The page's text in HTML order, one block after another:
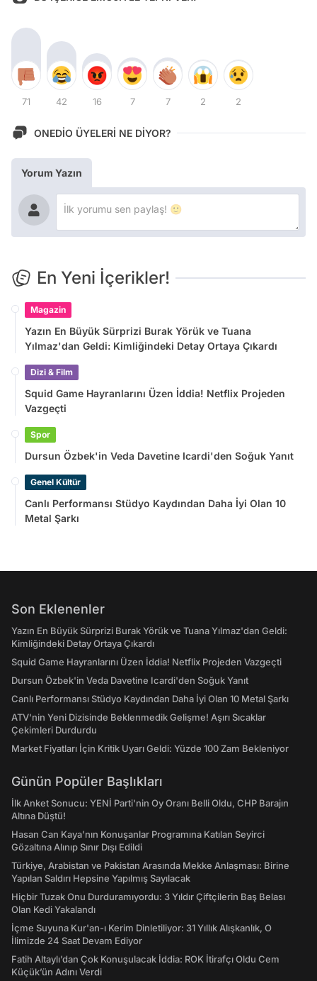
71 42 16 7 7 2 2
ONEDİO ÜYELERİ NE DİYOR?
Yorum Yazın
En Yeni İçerikler!
Magazin
Yazın En Büyük Sürprizi Burak Yörük ve Tuana
Yılmaz'dan Geldi: Kimliğindeki Detay Ortaya Çıkardı
Dizi & Film
Squid Game Hayranlarını Üzen İddia! Netflix Projeden
Vazgeçti
Spor
Dursun Özbek'in Veda Davetine Icardi'den Soğuk Yanıt
Genel Kültür
Canlı Performansı Stüdyo Kaydından Daha İyi Olan 10
Metal Şarkı
Son Eklenenler
Yazın En Büyük Sürprizi Burak Yörük ve Tuana Yılmaz'dan Geldi:
Kimliğindeki Detay Ortaya Çıkardı
Squid Game Hayranlarını Üzen İddia! Netflix Projeden Vazgeçti
Dursun Özbek'in Veda Davetine Icardi'den Soğuk Yanıt
Canlı Performansı Stüdyo Kaydından Daha İyi Olan 10 Metal Şarkı
ATV'nin Yeni Dizisinde Beklenmedik Gelişme! Aşırı Sıcaklar
Çekimleri Durdurdu
Market Fiyatları İçin Kritik Uyarı Geldi: Yüzde 100 Zam Bekleniyor
Günün Popüler Başlıkları
İlk Anket Sonucu: YENİ Parti'nin Oy Oranı Belli Oldu, CHP Barajın
Altına Düştü!
Hasan Can Kaya’nın Konuşanlar Programına Katılan Seyirci
Gözaltına Alınıp Sınır Dışı Edildi
Türkiye, Arabistan ve Pakistan Arasında Mekke Anlaşması: Birine
Yapılan Saldırı Hepsine Yapılmış Sayılacak
Hiçbir Tuzak Onu Durduramıyordu: 3 Yıldır Çiftçilerin Baş Belası
Olan Kedi Yakalandı
İçme Suyuna Kur'an-ı Kerim Dinletiliyor: 31 Yıllık Alışkanlık, O
İlimizde 24 Saat Devam Ediyor
Fatih Altaylı’dan Çok Konuşulacak İddia: ROK İtirafçı Oldu Cem
Küçük’ün Adını Verdi